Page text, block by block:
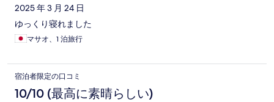
2025 年 3 月 24 日
ゆっくり寝れました
マサオ、1 泊旅行
宿泊者限定の口コミ
10/10 (最高に素晴らしい)